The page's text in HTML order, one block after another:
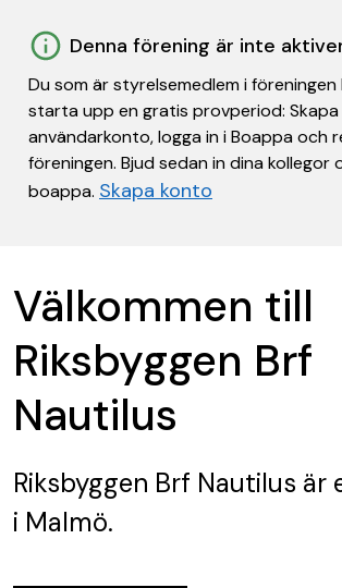
Denna förening är inte
Du som är styrelsemedlem i föreningen
starta upp en gratis provperiod:
användarkonto, logga in i Boappa och
föreningen. Bjud sedan in dina kollegor
boappa. Skapa konto
Välkommen till
Riksbyggen Brf
Nautilus
Riksbyggen Brf Nautilus är
i Malmö.